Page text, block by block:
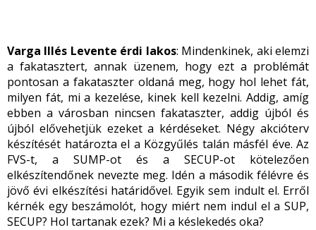
Varga Illés Levente érdi lakos: Mindenkinek, aki elemzi
a fakatasztert, annak üzenem, hogy ezt a problémát
pontosan a fakataszter oldaná meg, hogy hol lehet fát,
milyen fát, mi a kezelése, kinek kell kezelni. Addig, amíg
ebben a városban nincsen fakataszter, addig újból és
újból elővehetjük ezeket a kérdéseket. Négy akcióterv
készítését határozta el a Közgyűlés talán másfél éve. Az
FVS-t, a SUMP-ot és a SECUP-ot kötelezően
elkészítendőnek nevezte meg. Idén a második félévre és
jövő évi elkészítési határidővel. Egyik sem indult el. Erről
kérnék egy beszámolót, hogy miért nem indul el a SUP,
SECUP? Hol tartanak ezek? Mi a késlekedés oka?